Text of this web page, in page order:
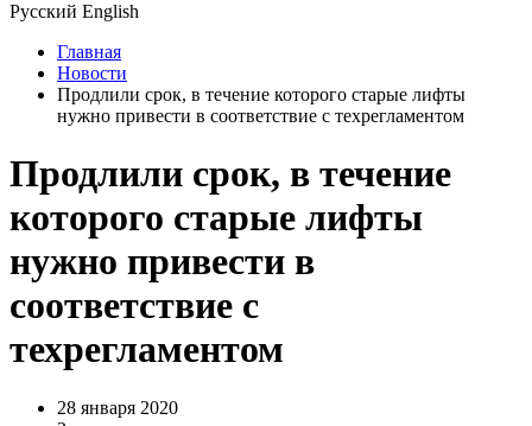
Русский English
Главная
Новости
Продлили срок, в течение которого старые лифты
нужно привести в соответствие с техрегламентом
Продлили срок, в течение
которого старые лифты
нужно привести в
соответствие с
техрегламентом
28 января 2020